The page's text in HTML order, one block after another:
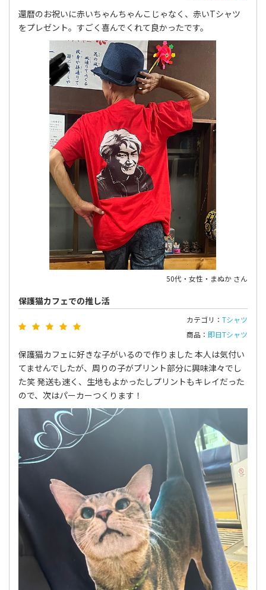
還暦のお祝いに赤いちゃんちゃんこじゃなく、赤いTシャツ
をプレゼント。すごく喜んでくれて良かったです。
50代・女性・まぬか さん
保護猫カフェでの推し活
カテゴリ： Tシャツ
商品： 即日Tシャツ
保護猫カフェに好きな子がいるので作りました 本人は気付い
てませんでしたが、周りの子がプリント部分に興味津々でし
た笑 発送も速く、生地もよかったしプリントもキレイだった
ので、次はパーカーつくります！